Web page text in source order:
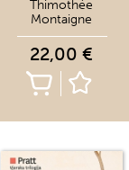
Thimothée
Montaigne
22,00 €